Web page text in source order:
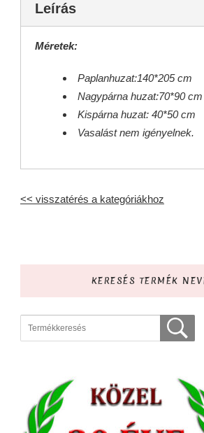
Leírás
Méretek:
Paplanhuzat:140*205 cm
Nagypárna huzat:70*90 cm
Kispárna huzat: 40*50 cm
Vasalást nem igényelnek.
<< visszatérés a kategóriákhoz
KERESÉS TERMÉK